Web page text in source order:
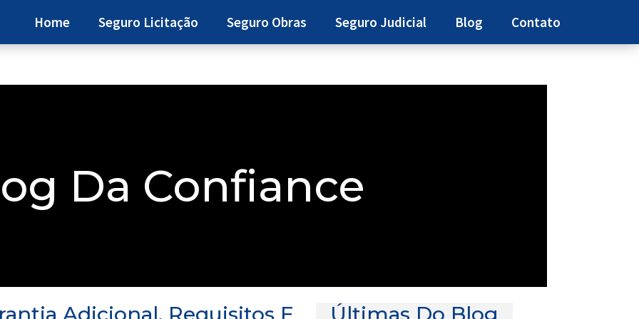
Home Seguro Licitação Seguro Obras Seguro Judicial Blog Contato
Da Confiance
Adicional, Requisitos E
Últimas Do Blog